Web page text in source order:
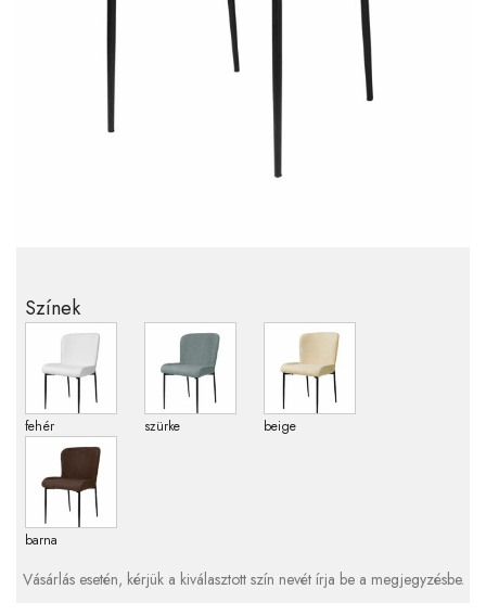
Színek
fehér szürke beige
barna
Vásárlás esetén, kérjük a kiválasztott szín nevét írja be a megjegyzésbe.